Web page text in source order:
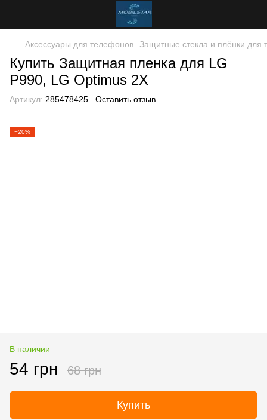
Аксессуары для телефонов Защитные стекла и плёнки для
Купить Защитная пленка для LG
P990, LG Optimus 2X
Артикул: 285478425 Оставить отзыв
−20%
В наличии
54 грн 68 грн
Купить